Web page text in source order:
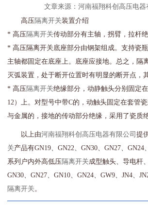
文章来源：河南福翔科创高压电器
高压 隔离开关装置介绍
* 高压 隔离开关传动部分有主轴，拐臂，拉杆绝
* 高压隔离开关底座部分由钢架组成。支持瓷
主轴都固定在底座上。底座应接地。总之，隔
灭弧装置，处于断开位置时有明显的断开点，
* 高压 隔离开关绝缘部分，动静触头分别固定
12）上。对型号中带C的，动触头固定在套管
与金属的，接地的传动部分绝缘，采用了瓷质
以上由河南福翔科创高压电器有限公司 提
关产品有GN19、GN22、GN30、GN27、GN24
系列户内外高低压 隔离开关成型触头、导电杆
GN30、GN27、GN10、GN24、GW9、JN4、
隔离开关。